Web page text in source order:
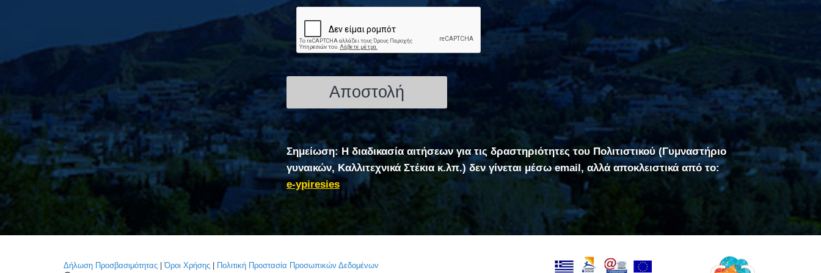
Σημείωση: Η διαδικασία αιτήσεων για τις δραστηριότητες του Πολιτιστικού (Γυμναστήριο
γυναικών, Καλλιτεχνικά Στέκια κ.λπ.) δεν γίνεται μέσω email, αλλά αποκλειστικά από το:
e-ypiresies
Δήλωση Προσβασιμότητας |Όροι Χρήσης | Πολιτική Προστασία Προσωπικών Δεδομένων